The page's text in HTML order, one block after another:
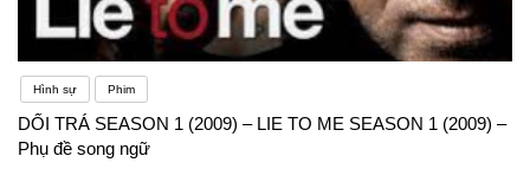
Hình sự Phim
DỐI TRÁ SEASON 1 (2009) – LIE TO ME SEASON 1 (2009) –
Phụ đề song ngữ